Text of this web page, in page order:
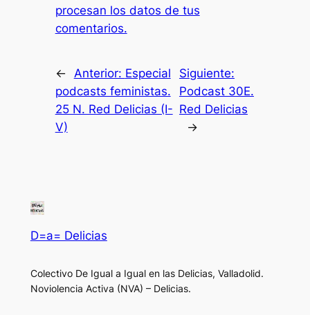
procesan los datos de tus
comentarios.
← Anterior: Especial
podcasts feministas.
25 N. Red Delicias (I-
V)
Siguiente:
Podcast 30E.
Red Delicias
→
D=a= Delicias
Colectivo De Igual a Igual en las Delicias, Valladolid.
Noviolencia Activa (NVA) – Delicias.